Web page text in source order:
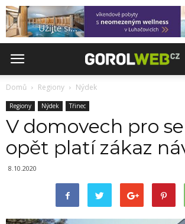
Domů Regiony Nýdek
Regiony Nýdek Třinec
V domovech pro
opět platí zákaz
8.10.2020